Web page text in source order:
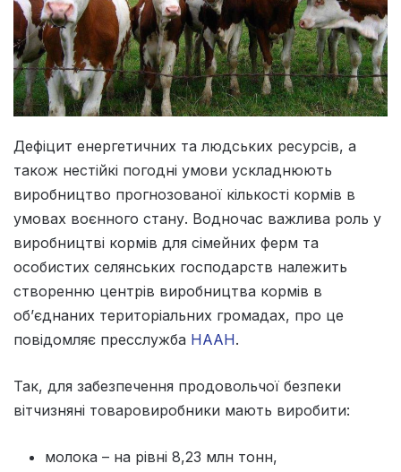
Дефіцит енергетичних та людських ресурсів, а
також нестійкі погодні умови ускладнюють
виробництво прогнозованої кількості кормів в
умовах воєнного стану. Водночас важлива роль у
виробництві кормів для сімейних ферм та
особистих селянських господарств належить
створенню центрів виробництва кормів в
об’єднаних територіальних громадах, про це
повідомляє пресслужба НААН.
Так, для забезпечення продовольчої безпеки
вітчизняні товаровиробники мають виробити:
молока – на рівні 8,23 млн тонн,